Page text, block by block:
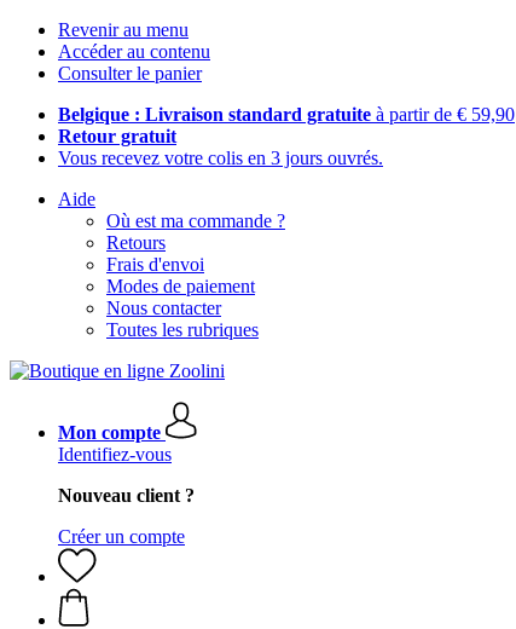
Revenir au menu
Accéder au contenu
Consulter le panier
Belgique : Livraison standard gratuite à partir de € 59,90
Retour gratuit
Vous recevez votre colis en 3 jours ouvrés.
Aide
Où est ma commande ?
Retours
Frais d'envoi
Modes de paiement
Nous contacter
Toutes les rubriques
Mon compte
Identifiez-vous
Nouveau client ?
Créer un compte